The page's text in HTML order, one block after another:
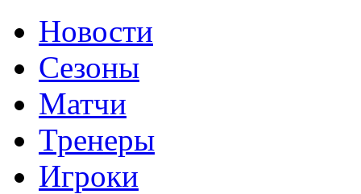
Новости
Сезоны
Матчи
Тренеры
Игроки